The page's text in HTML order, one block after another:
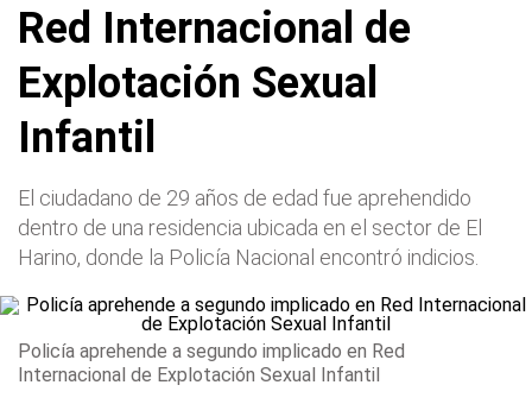
Red Internacional de
Explotación Sexual
Infantil
El ciudadano de 29 años de edad fue aprehendido
dentro de una residencia ubicada en el sector de El
Harino, donde la Policía Nacional encontró indicios.
Policía aprehende a segundo implicado en Red
Internacional de Explotación Sexual Infantil